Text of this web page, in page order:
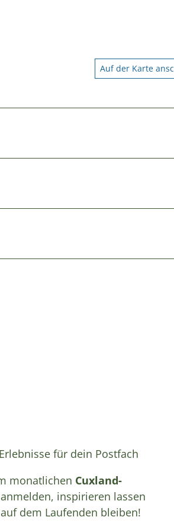
Auf der Karte
für dein Postfach
monatlichen Cuxland-
anmelden, inspirieren lassen
dem Laufenden bleiben!